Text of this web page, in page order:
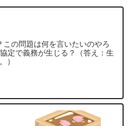
この問題は何を言いたいのやろ
定で義務が生じる？（答え：生
）